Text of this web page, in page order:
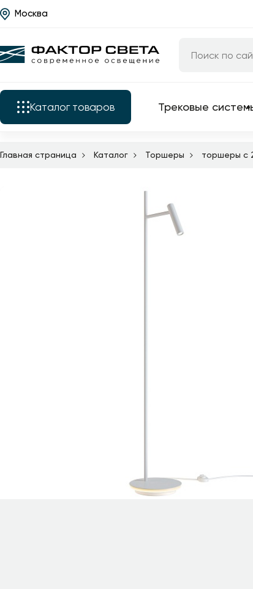
Москва
Каталог товаров
Все
Трековые
Главная страница Каталог Торшеры торшеры с
Назад
Каталог